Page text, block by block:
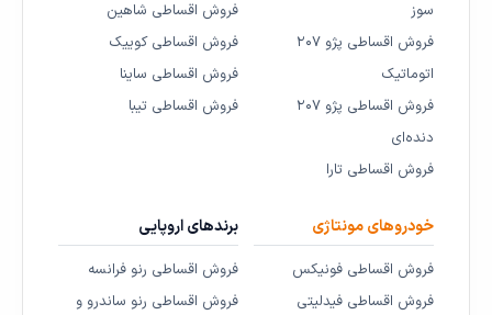
سوز
فروش اقساطی پژو ۲۰۷
اتوماتیک
فروش اقساطی پژو ۲۰۷
دنده‌ای
فروش اقساطی تارا
فروش اقساطی شاهین
فروش اقساطی کوییک
فروش اقساطی ساینا
فروش اقساطی تیبا
خودروهای مونتاژی
فروش اقساطی فونیکس
فروش اقساطی فیدلیتی
برندهای اروپایی
فروش اقساطی رنو فرانسه
فروش اقساطی رنو ساندرو و